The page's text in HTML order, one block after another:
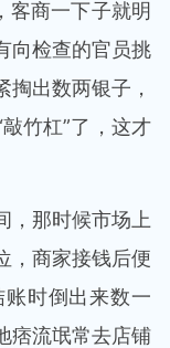
客商一下子就明
向检查的官员挑
出数两银子，
竹杠”了，这才
，那时候市场上
，商家接钱后便
时倒出来数一
痞流氓常去店铺